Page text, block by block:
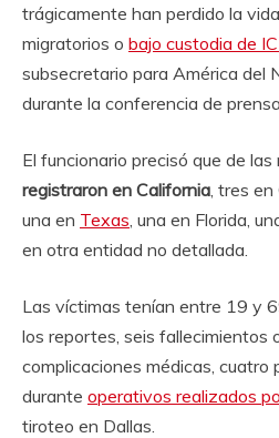
trágicamente han perdido la
migratorios o bajo custodia de
subsecretario para América del
durante la conferencia de
El funcionario precisó que de las
registraron en California , tres
una en Texas , una en Florida,
en otra entidad no detallada.
Las víctimas tenían entre 19 y
los reportes, seis fallecimientos
complicaciones médicas, cuatro
durante operativos realizados
tiroteo en Dallas.